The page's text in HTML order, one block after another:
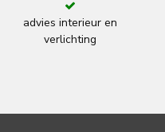
advies interieur en
verlichting